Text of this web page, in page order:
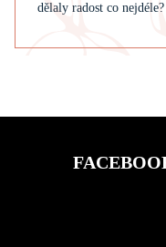
dělaly radost co